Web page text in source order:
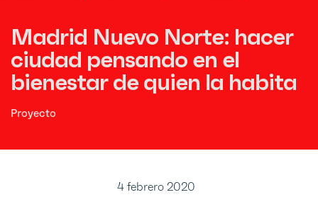
Madrid Nuevo Norte: hacer
ciudad pensando en el
bienestar de quien la habita
Proyecto
4 febrero 2020